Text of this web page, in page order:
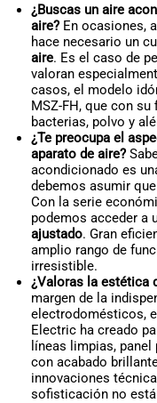
¿Buscas un aire
aire?En ocasiones,
hace necesario un
aire. Es el caso de
valoran
casos, el modelo
MSZ-FH, que con
bacterias, polvo y
¿Te preocupa el
aparato de aire?
acondicionado es
debemos asumir
Con la serie
podemos acceder a
ajustado. Gran
amplio rango de
irresistible.
¿Valoras la estética
margen de la
electrodomésticos,
Electric ha creado
líneas limpias,
con acabado
innovaciones
sofisticación no